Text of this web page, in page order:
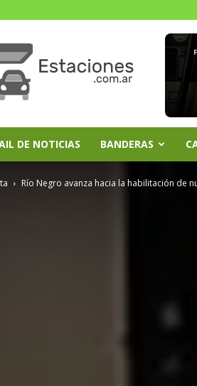
DE NOTICIAS BANDERAS
Río Negro avanza hacia la habilitación de